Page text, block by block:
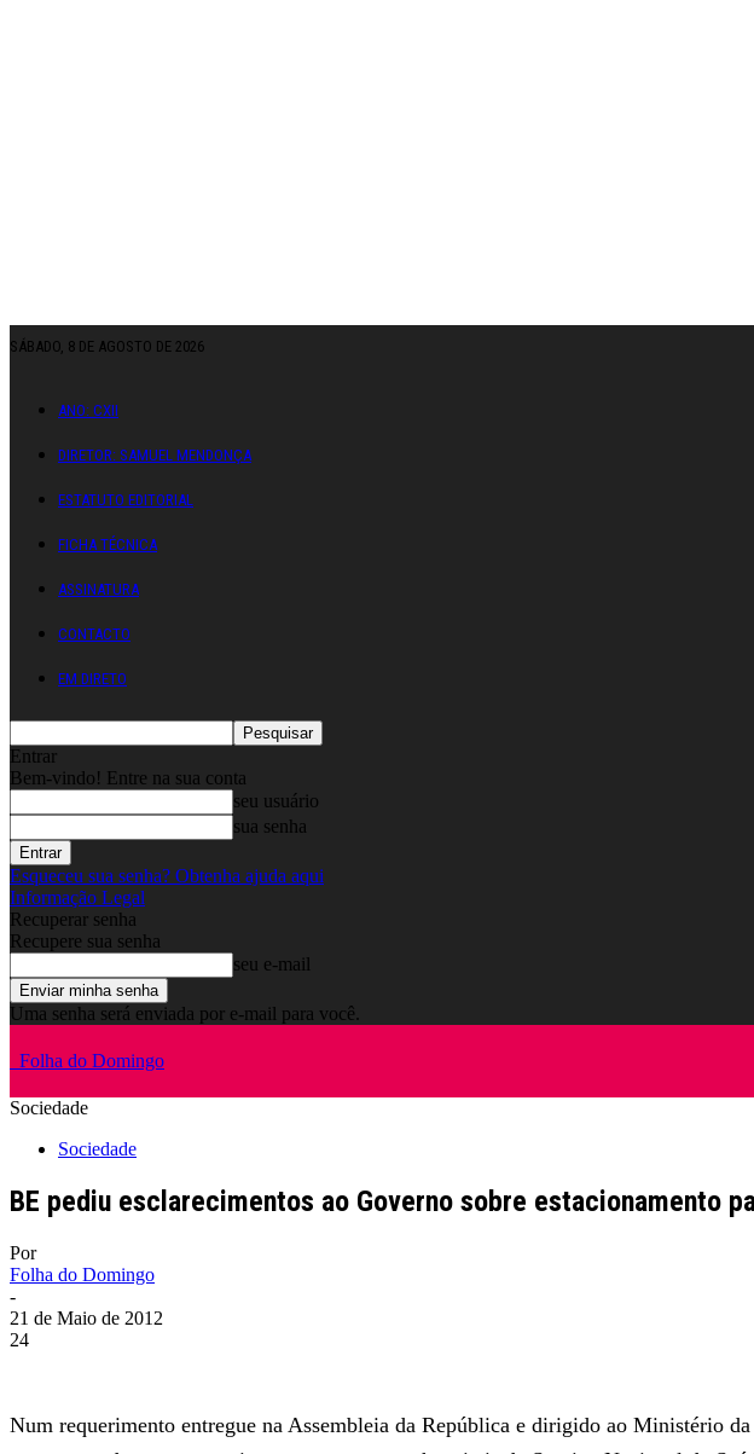
SÁBADO, 8 DE AGOSTO DE 2026
ANO: CXII
DIRETOR: SAMUEL MENDONÇA
ESTATUTO EDITORIAL
FICHA TÉCNICA
ASSINATURA
CONTACTO
EM DIRETO
Entrar
Bem-vindo! Entre na sua conta
seu usuário
sua senha
Esqueceu sua senha? Obtenha ajuda aqui
Informação Legal
Recuperar senha
Recupere sua senha
seu e-mail
Uma senha será enviada por e-mail para você.
Folha do Domingo
Sociedade
Sociedade
BE pediu esclarecimentos ao Governo sobre estacionamento
Por
Folha do Domingo
-
21 de Maio de 2012
24
Num requerimento entregue na Assembleia da República e dirigido ao Ministério